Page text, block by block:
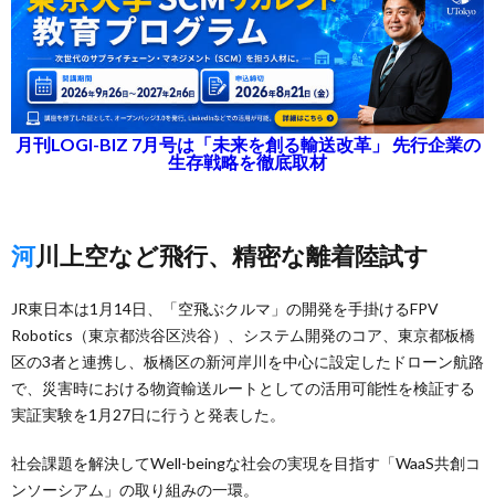
月刊LOGI-BIZ 7月号は「未来を創る輸送改革」 先行企業の
生存戦略を徹底取材
河川上空など飛行、精密な離着陸試す
JR東日本は1月14日、「空飛ぶクルマ」の開発を手掛けるFPV
Robotics（東京都渋谷区渋谷）、システム開発のコア、東京都板橋
区の3者と連携し、板橋区の新河岸川を中心に設定したドローン航路
で、災害時における物資輸送ルートとしての活用可能性を検証する
実証実験を1月27日に行うと発表した。
社会課題を解決してWell-beingな社会の実現を目指す「WaaS共創コ
ンソーシアム」の取り組みの一環。